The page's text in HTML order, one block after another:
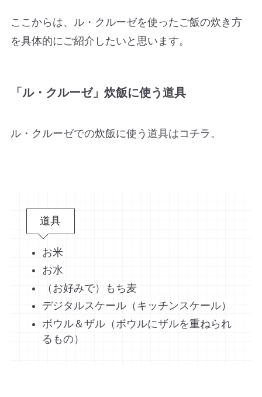
ここからは、ル・クルーゼを使ったご飯の炊き方
を具体的にご紹介したいと思います。
「ル・クルーゼ」炊飯に使う道具
ル・クルーゼでの炊飯に使う道具はコチラ。
道具
お米
お水
（お好みで）もち麦
デジタルスケール（キッチンスケール）
ボウル＆ザル（ボウルにザルを重ねられ
るもの）